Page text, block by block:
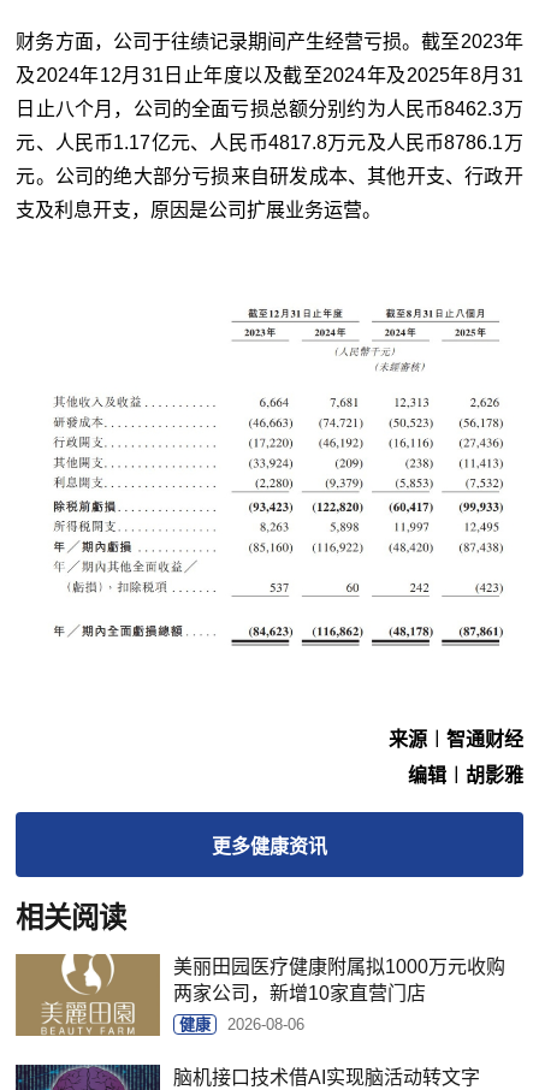
财务方面，公司于往绩记录期间产生经营亏损。截至2023年
及2024年12月31日止年度以及截至2024年及2025年8月31
日止八个月，公司的全面亏损总额分别约为人民币8462.3万
元、人民币1.17亿元、人民币4817.8万元及人民币8786.1万
元。公司的绝大部分亏损来自研发成本、其他开支、行政开
支及利息开支，原因是公司扩展业务运营。
来源︱智通财经
编辑︱胡影雅
更多健康资讯
相关阅读
美丽田园医疗健康附属拟1000万元收购
两家公司，新增10家直营门店
健康 2026-08-06
脑机接口技术借AI实现脑活动转文字